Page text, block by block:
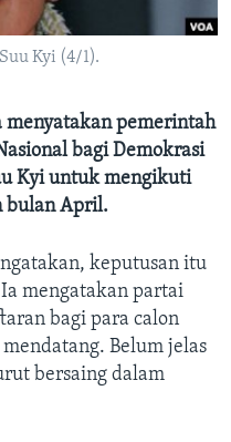
Kyi (4/1).
menyatakan pemerintah
bagi Demokrasi
Kyi untuk mengikuti
bulan April.
keputusan itu
mengatakan partai
bagi para calon
Belum jelas
bersaing dalam